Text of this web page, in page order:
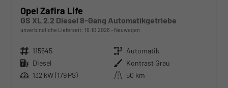
Opel Zafira Life
GS XL 2.2 Diesel 8-Gang Automatikgetriebe
unverbindliche Lieferzeit: 16.10.2026 Neuwagen
Fahrzeugnr. 115545 Getriebe Automatik
Kraftstoff Diesel Außenfarbe Kontrast Grau
Leistung 132 kW (179 PS) Kilometerstand 50 km